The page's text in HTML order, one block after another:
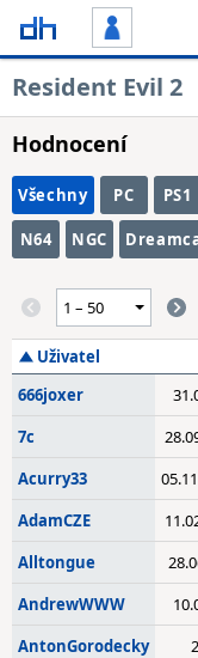
Resident Evil 2
Hodnocení
Všechny PC PS1
N64 NGC
Uživatel
666joxer
7c
Acurry33
AdamCZE
Alltongue
AndrewWWW
AntonGorodecky